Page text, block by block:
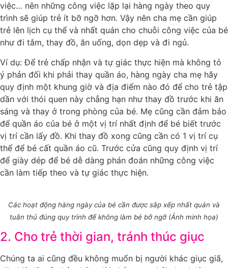
việc… nên những công việc lặp lại hàng ngày theo quy
trình sẽ giúp trẻ ít bỡ ngỡ hơn. Vậy nên cha mẹ cần giúp
trẻ lên lịch cụ thể và nhất quán cho chuỗi công việc của bé
như đi tắm, thay đồ, ăn uống, dọn dẹp và đi ngủ.
Ví dụ: Để trẻ chấp nhận và tự giác thực hiện mà không tỏ
ý phản đối khi phải thay quần áo, hàng ngày cha mẹ hãy
quy định một khung giờ và địa điểm nào đó để cho trẻ tập
dần với thói quen này chẳng hạn như thay đồ trước khi ăn
sáng và thay ở trong phòng của bé. Mẹ cũng cần đảm bảo
để quần áo của bé ở một vị trí nhất định để bé biết trước
vị trí cần lấy đồ. Khi thay đồ xong cũng cần có 1 vị trí cụ
thể để bé cất quần áo cũ. Trước cửa cũng quy định vị trí
để giày dép để bé dễ dàng phán đoán những công việc
cần làm tiếp theo và tự giác thực hiện.
Các hoạt động hàng ngày của bé cần được sắp xếp nhất quán và
tuân thủ đúng quy trình để không làm bé bỡ ngỡ (Ảnh minh họa)
2. Cho trẻ thời gian, tránh thúc giục
Chúng ta ai cũng đều không muốn bị người khác giục giã,